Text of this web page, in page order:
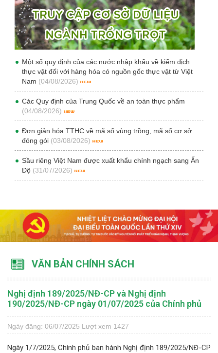
Một số quy định của các nước nhập khẩu về kiểm dịch
thực vật đối với hàng hóa có nguồn gốc thực vật từ Việt
Nam (04/08/2026)
Các Quy định của Trung Quốc về an toàn thực phẩm
(04/08/2026)
Đơn giản hóa TTHC về mã số vùng trồng, mã số cơ sở
đóng gói (03/08/2026)
Sầu riêng Việt Nam được xuất khẩu chính ngạch sang Ấn
Độ (31/07/2026)
VĂN BẢN CHÍNH SÁCH
Nghị định 189/2025/NĐ-CP và Nghị định
190/2025/NĐ-CP ngày 01/07/2025 của Chính phủ
Ngày đăng: 06/07/2025 Lượt xem 1427
Ngày 1/7/2025, Chính phủ ban hành Nghị định 189/2025/NĐ-CP